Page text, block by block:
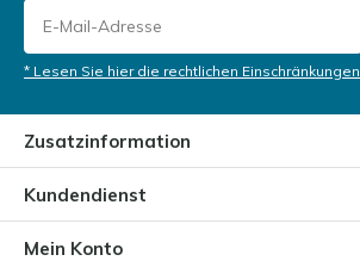
* Lesen Sie hier die rechtlichen Einschränkungen
Zusatzinformation
Kundendienst
Mein Konto